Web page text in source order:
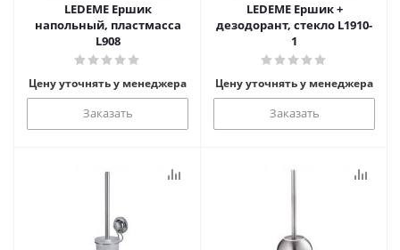
LEDEME Ершик
напольный, пластмасса
L908
Цену уточнять у менеджера
Заказать
LEDEME Ершик +
дезодорант, стекло L1910-
1
Цену уточнять у менеджера
Заказать